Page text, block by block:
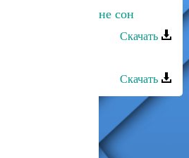
- Это не сон
Скачать
Скачать